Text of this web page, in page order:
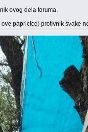
ovog dela foruma.
papricice) protivnik svake